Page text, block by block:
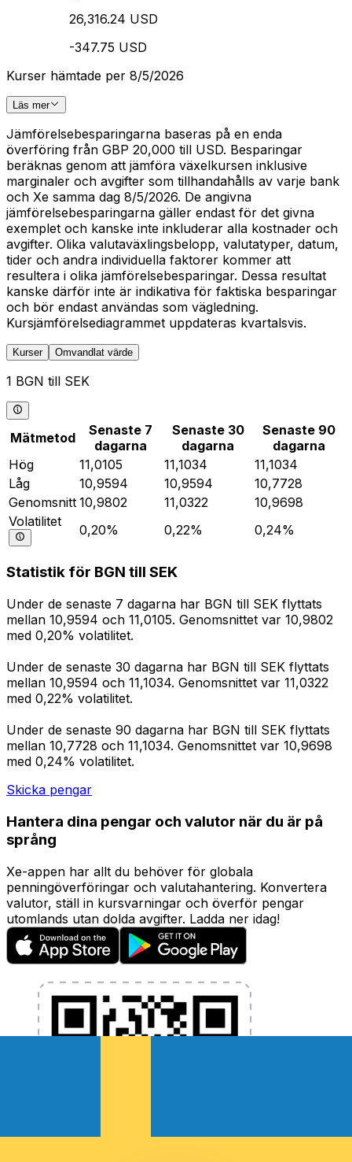
26,316.24 USD
-347.75 USD
Kurser hämtade per 8/5/2026
Läs mer
Jämförelsebesparingarna baseras på en enda
överföring från GBP 20,000 till USD. Besparingar
beräknas genom att jämföra växelkursen inklusive
marginaler och avgifter som tillhandahålls av varje bank
och Xe samma dag 8/5/2026. De angivna
jämförelsebesparingarna gäller endast för det givna
exemplet och kanske inte inkluderar alla kostnader och
avgifter. Olika valutaväxlingsbelopp, valutatyper, datum,
tider och andra individuella faktorer kommer att
resultera i olika jämförelsebesparingar. Dessa resultat
kanske därför inte är indikativa för faktiska besparingar
och bör endast användas som vägledning.
Kursjämförelsediagrammet uppdateras kvartalsvis.
Kurser Omvandlat värde
1 BGN till SEK
Mätmetod
Senaste 7
dagarna
Senaste 30
dagarna
Senaste 90
dagarna
Hög
11,0105 11,1034
11,1034
Låg
10,9594 10,9594
10,7728
Genomsnitt 10,9802 11,0322
10,9698
Volatilitet
0,20% 0,22% 0,24%
Statistik för BGN till SEK
Under de senaste 7 dagarna har BGN till SEK flyttats
mellan 10,9594 och 11,0105. Genomsnittet var 10,9802
med 0,20% volatilitet.
Under de senaste 30 dagarna har BGN till SEK flyttats
mellan 10,9594 och 11,1034. Genomsnittet var 11,0322
med 0,22% volatilitet.
Under de senaste 90 dagarna har BGN till SEK flyttats
mellan 10,7728 och 11,1034. Genomsnittet var 10,9698
med 0,24% volatilitet.
Skicka pengar
Hantera dina pengar och valutor när du är på
språng
Xe-appen har allt du behöver för globala
penningöverföringar och valutahantering. Konvertera
valutor, ställ in kursvarningar och överför pengar
utomlands utan dolda avgifter. Ladda ner idag!